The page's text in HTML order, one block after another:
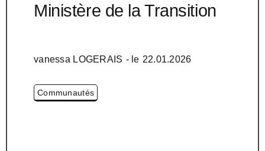
Ministère de la Transition
vanessa LOGERAIS - le 22.01.2026
Communautés